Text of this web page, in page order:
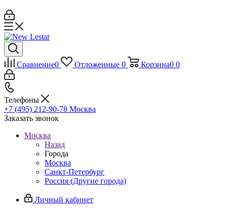
Сравнение0 Отложенные 0 Корзина0 0
Телефоны
+7 (495) 212-90-78 Москва
Заказать звонок
Москва
Назад
Города
Москва
Санкт-Петербург
Россия (Другие города)
Личный кабинет